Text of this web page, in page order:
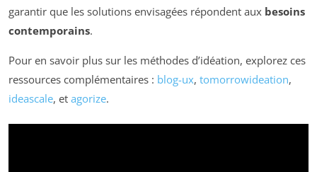
garantir que les solutions envisagées répondent aux besoins
contemporains.
Pour en savoir plus sur les méthodes d’idéation, explorez ces
ressources complémentaires : blog-ux, tomorrowideation,
ideascale, et agorize.